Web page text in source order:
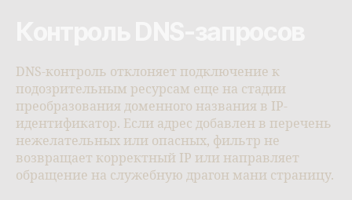
DNS-контроль отклоняет подключение к
подозрительным ресурсам еще на стадии
преобразования доменного названия в IP-
идентификатор. Если адрес добавлен в перечень
нежелательных или опасных, фильтр не
возвращает корректный IP или направляет
обращение на служебную драгон мани страницу.